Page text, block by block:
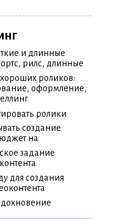
и длинные
рилс, длинные
роликов:
оформление,
ролики
создание
на
задание
для создания